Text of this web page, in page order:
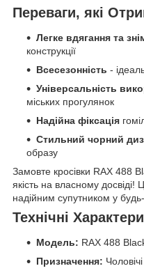
Переваги, які
Легке вдягання та
конструкції
Всесезонність -
Універсальність
міських прогулянок
Надійна фіксація
Стильний чорний
образу
Замовте кросівки RAX 488
якість на власному досвіді!
надійним супутником у
Технічні
Модель: RAX 488
Призначення: